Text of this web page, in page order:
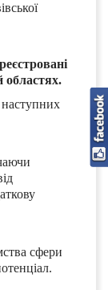
областях.
наступних
сфери